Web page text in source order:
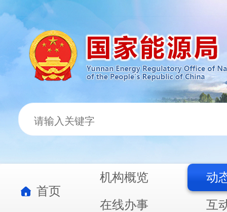
首页
机构概览
动
在线办事
互